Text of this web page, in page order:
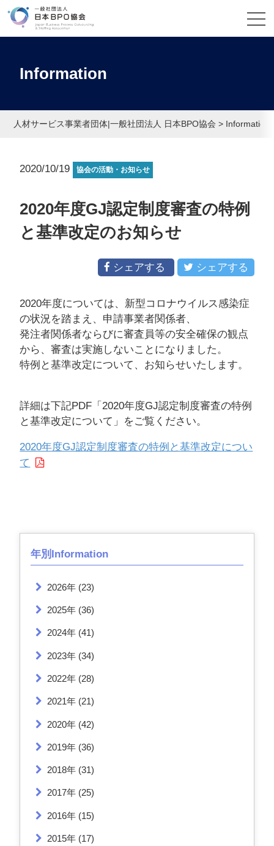
Information
人材サービス事業者団体|一般社団法人 日本BPO協会 > Information
2020/10/19 協会の活動・お知らせ
2020年度GJ認定制度審査の特例
と基準改定のお知らせ
シェアする シェアする
2020年度については、新型コロナウイルス感染症
の状況を踏まえ、申請事業者関係者、
発注者関係者ならびに審査員等の安全確保の観点
から、審査は実施しないことになりました。
特例と基準改定について、お知らせいたします。
詳細は下記PDF「2020年度GJ認定制度審査の特例
と基準改定について」をご覧ください。
2020年度GJ認定制度審査の特例と基準改定につい
て
年別Information
2026年(23)
2025年(36)
2024年(41)
2023年(34)
2022年(28)
2021年(21)
2020年(42)
2019年(36)
2018年(31)
2017年(25)
2016年(15)
2015年(17)